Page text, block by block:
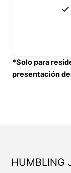
*Solo para
presentación
HUMBLING